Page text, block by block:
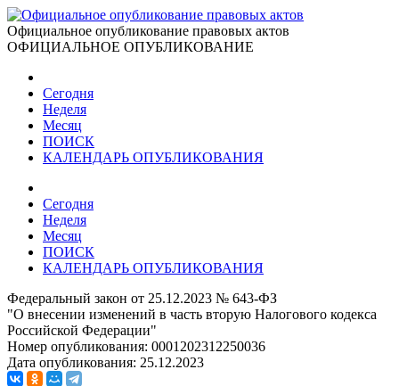
Официальное опубликование правовых актов
ОФИЦИАЛЬНОЕ ОПУБЛИКОВАНИЕ
Сегодня
Неделя
Месяц
ПОИСК
КАЛЕНДАРЬ ОПУБЛИКОВАНИЯ
Сегодня
Неделя
Месяц
ПОИСК
КАЛЕНДАРЬ ОПУБЛИКОВАНИЯ
Федеральный закон от 25.12.2023 № 643-ФЗ
"О внесении изменений в часть вторую Налогового кодекса
Российской Федерации"
Номер опубликования: 0001202312250036
Дата опубликования: 25.12.2023